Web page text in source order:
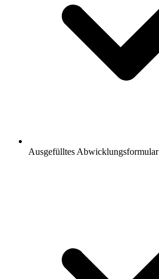
Ausgefülltes Abwicklungsformular